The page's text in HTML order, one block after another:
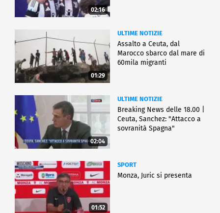
02:16
01:29
ULTIME NOTIZIE
Assalto a Ceuta, dal
Marocco sbarco dal mare di
60mila migranti
02:04
ULTIME NOTIZIE
Breaking News delle 18.00 |
Ceuta, Sanchez: "Attacco a
sovranità Spagna"
01:52
SPORT
Monza, Juric si presenta